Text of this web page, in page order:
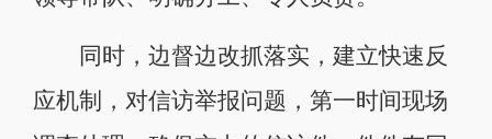
同时，边督边改抓落实，建立快速反
应机制，对信访举报问题，第一时间现场